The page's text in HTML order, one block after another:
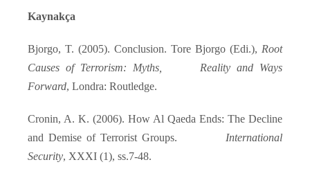
Kaynakça
Bjorgo, T. (2005). Conclusion. Tore Bjorgo (Edi.), Root
Causes of Terrorism: Myths, Reality and Ways
Forward, Londra: Routledge.
Cronin, A. K. (2006). How Al Qaeda Ends: The Decline
and Demise of Terrorist Groups. International
Security, XXXI (1), ss.7-48.